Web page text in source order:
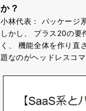
か？
小林代表： パッケージ
しかし、 プラス20の要
く、 機能全体を作り直
題なのがヘッドレスコ